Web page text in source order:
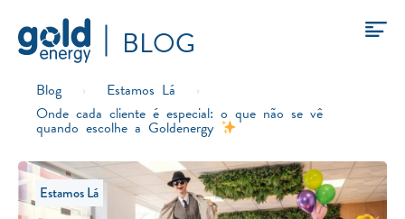
BLOG
Blog › Estamos Lá
›
Onde cada cliente é especial: o que não se vê
quando escolhe a Goldenergy
Estamos Lá